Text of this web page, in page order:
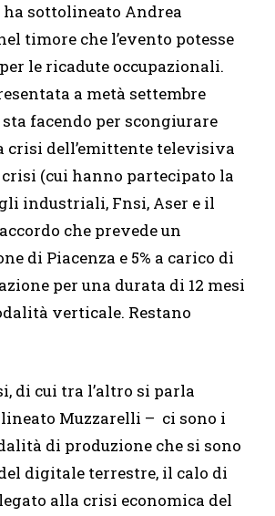
sottolineato Andrea
timore che l’evento potesse
le ricadute occupazionali.
a metà settembre
facendo per scongiurare
crisi dell’emittente televisiva
(cui hanno partecipato la
industriali, Fnsi, Aser e il
che prevede un
di Piacenza e 5% a carico di
per una durata di 12 mesi
verticale. Restano
di cui tra l’altro si parla
Muzzarelli – ci sono i
di produzione che si sono
digitale terrestre, il calo di
alla crisi economica del